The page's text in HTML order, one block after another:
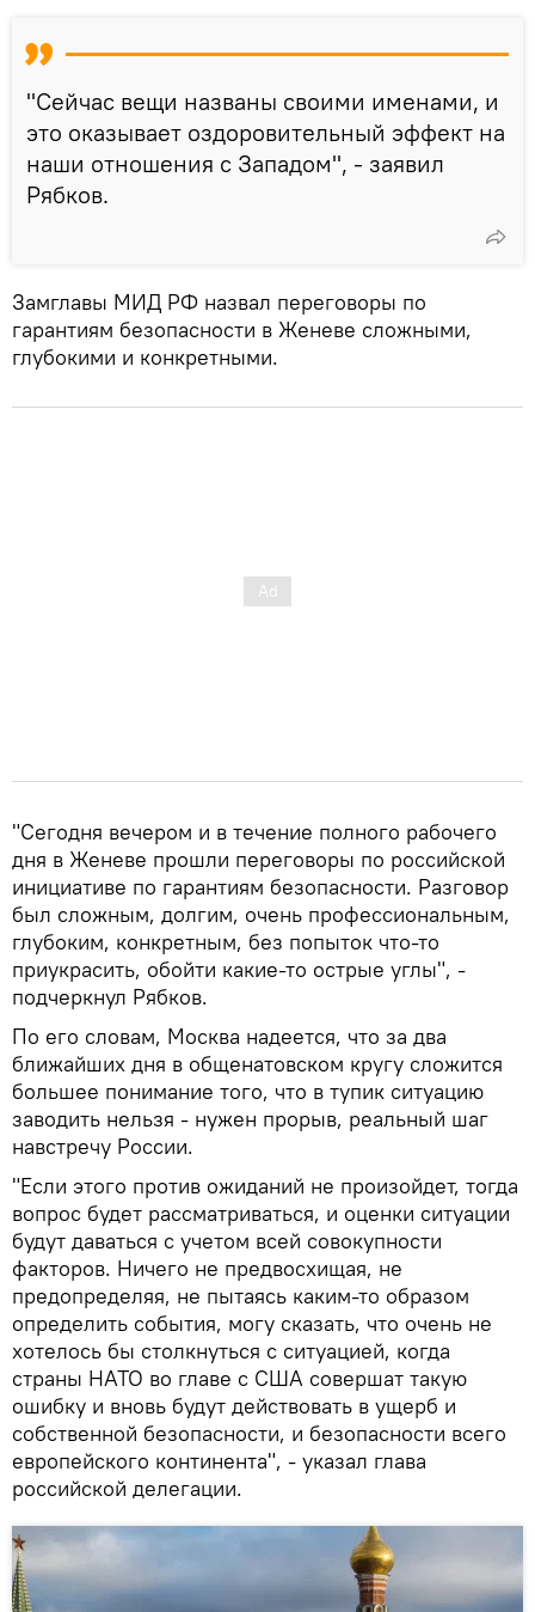
"Сейчас вещи названы своими именами, и
это оказывает оздоровительный эффект на
наши отношения с Западом", - заявил
Рябков.
Замглавы МИД РФ назвал переговоры по
гарантиям безопасности в Женеве сложными,
глубокими и конкретными.
"Сегодня вечером и в течение полного рабочего
дня в Женеве прошли переговоры по российской
инициативе по гарантиям безопасности. Разговор
был сложным, долгим, очень профессиональным,
глубоким, конкретным, без попыток что-то
приукрасить, обойти какие-то острые углы", -
подчеркнул Рябков.
По его словам, Москва надеется, что за два
ближайших дня в общенатовском кругу сложится
большее понимание того, что в тупик ситуацию
заводить нельзя - нужен прорыв, реальный шаг
навстречу России.
"Если этого против ожиданий не произойдет, тогда
вопрос будет рассматриваться, и оценки ситуации
будут даваться с учетом всей совокупности
факторов. Ничего не предвосхищая, не
предопределяя, не пытаясь каким-то образом
определить события, могу сказать, что очень не
хотелось бы столкнуться с ситуацией, когда
страны НАТО во главе с США совершат такую
ошибку и вновь будут действовать в ущерб и
собственной безопасности, и безопасности всего
европейского континента", - указал глава
российской делегации.